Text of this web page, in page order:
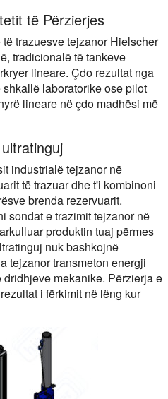
të Përzierjes
trazuesve tejzanor Hielscher
tradicionalë të tankeve
lineare. Çdo rezultat nga
laboratorike ose pilot
lineare në çdo madhësi më
industrialë tejzanor në
të trazuar dhe t'i kombinoni
brenda rezervuarit.
sondat e trazimit tejzanor në
produktin tuaj përmes
nuk bashkojnë
tejzanor transmeton energji
mekanike. Përzierja e
i fërkimit në lëng kur